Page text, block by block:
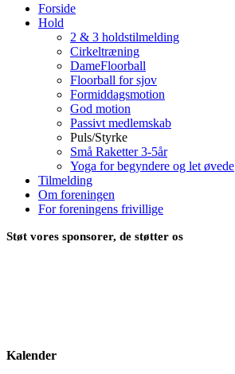
Forside
Hold
2 & 3 holdstilmelding
Cirkeltræning
DameFloorball
Floorball for sjov
Formiddagsmotion
God motion
Passivt medlemskab
Puls/Styrke
Små Raketter 3-5år
Yoga for begyndere og let øvede
Tilmelding
Om foreningen
For foreningens frivillige
Støt vores sponsorer, de støtter os
Kalender